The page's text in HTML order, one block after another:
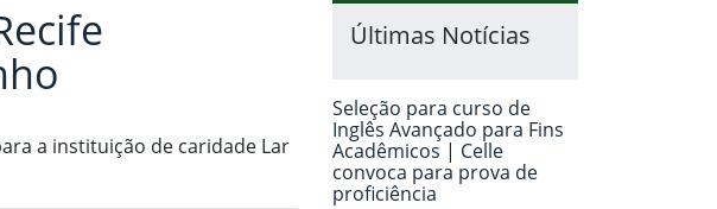
a instituição de caridade Lar
Últimas Notícias
Seleção para curso de
Inglês Avançado para Fins
Acadêmicos | Celle
convoca para prova de
proficiência